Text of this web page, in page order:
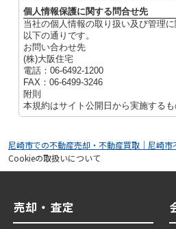
個人情報保護に関する問合せ先
当社の個人情報の取り扱い及び管理に
以下の通りです。
お問い合わせ先
(株)大阪住宅
電話：06-6492-1200
FAX：06-6499-3246
附則
本規約はサイト公開日から実施するも
尼崎市での不動産売却・不動産買取｜尼崎
Cookieの取扱いについて
売却・査定